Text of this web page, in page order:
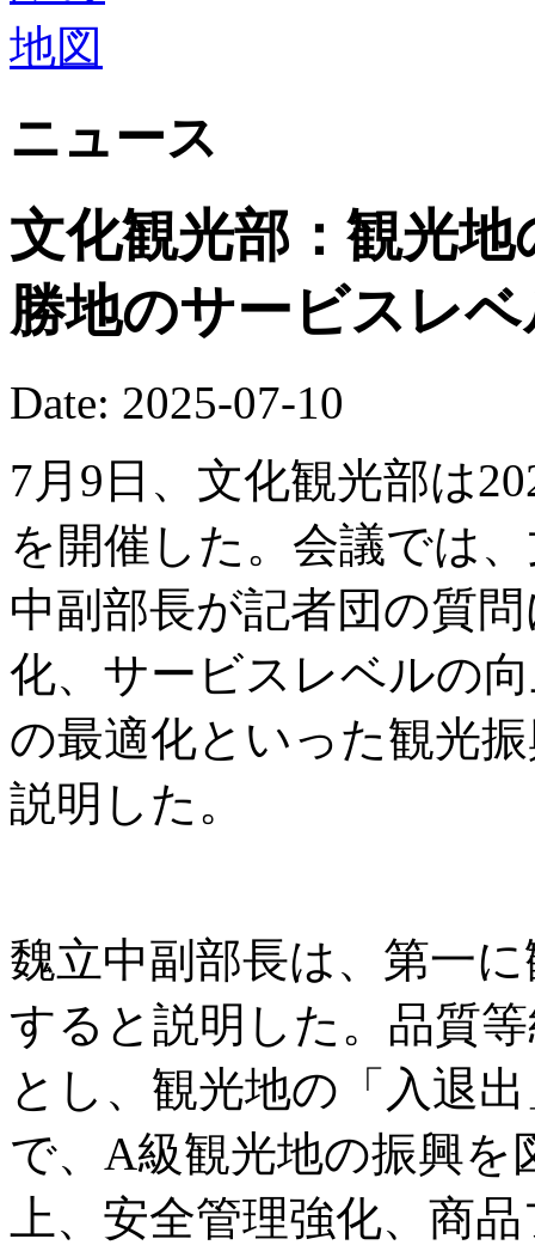
ニュース
文化観光部：観光
勝地のサービスレ
Date: 2025-07-10
7月9日、文化観光部は
を開催した。会議では
中副部長が記者団の質
化、サービスレベルの
の最適化といった観光
説明した。
魏立中副部長は、第一
すると説明した。品質
とし、観光地の「入退
で、A級観光地の振興
上、安全管理強化、商